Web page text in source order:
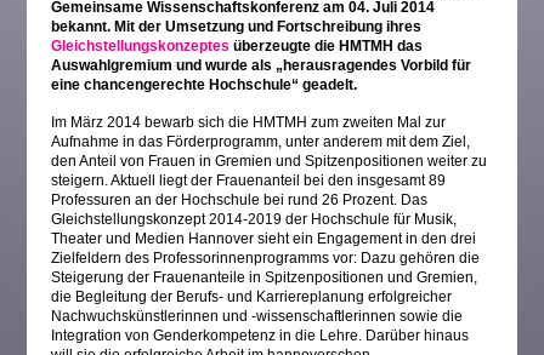
Gemeinsame Wissenschaftskonferenz am 04. Juli 2014
bekannt. Mit der Umsetzung und Fortschreibung ihres
Gleichstellungskonzeptes überzeugte die HMTMH das
Auswahlgremium und wurde als „herausragendes Vorbild für
eine chancengerechte Hochschule“ geadelt.
Im März 2014 bewarb sich die HMTMH zum zweiten Mal zur
Aufnahme in das Förderprogramm, unter anderem mit dem Ziel,
den Anteil von Frauen in Gremien und Spitzenpositionen weiter zu
steigern. Aktuell liegt der Frauenanteil bei den insgesamt 89
Professuren an der Hochschule bei rund 26 Prozent. Das
Gleichstellungskonzept 2014-2019 der Hochschule für Musik,
Theater und Medien Hannover sieht ein Engagement in den drei
Zielfeldern des Professorinnenprogramms vor: Dazu gehören die
Steigerung der Frauenanteile in Spitzenpositionen und Gremien,
die Begleitung der Berufs- und Karriereplanung erfolgreicher
Nachwuchskünstlerinnen und -wissenschaftlerinnen sowie die
Integration von Genderkompetenz in die Lehre. Darüber hinaus